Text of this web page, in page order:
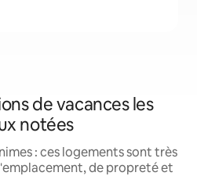
de vacances les
notées
: ces logements sont très
de propreté et